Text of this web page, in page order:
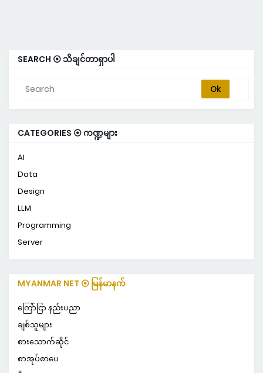
SEARCH ⦿ သိချင်တာရှာပါ
CATEGORIES ⦿ ကဏ္ဍများ
AI
Data
Design
LLM
Programming
Server
MYANMAR NET ⦿ မြန်မာနက်
ကြော်ငြာ နည်းပညာ
ချစ်သူများ
စားသောက်ဆိုင်
စာအုပ်စာပေ